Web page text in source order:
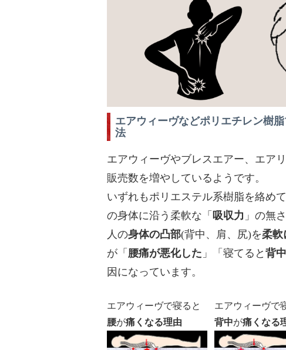
エアウィーヴなどポリエチレン樹
法
エアウィーヴやブレスエアー、エア
販売数を増やしているようです。
いずれもポリエステル系樹脂を絡め
の身体に沿う柔軟な「 吸収力 」の無
人の身体の凸部(背中、肩、尻)を柔軟
が「 腰痛が悪化した 」「寝てると 背
因になっています。
エアウィーヴで寝ると
腰が痛くなる理由
エアウィーヴで
背中が痛くなる